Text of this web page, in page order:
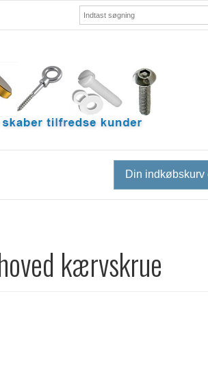
Din indkøbskurv
kærvskrue